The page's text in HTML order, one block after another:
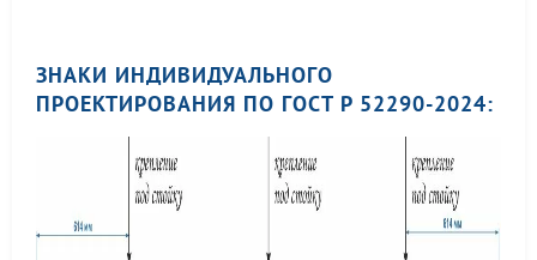
ЗНАКИ ИНДИВИДУАЛЬНОГО
ПРОЕКТИРОВАНИЯ ПО ГОСТ Р 52290-2024: